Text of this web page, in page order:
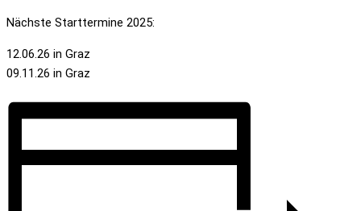
Nächste Starttermine 2025:
12.06.26 in Graz
09.11.26 in Graz